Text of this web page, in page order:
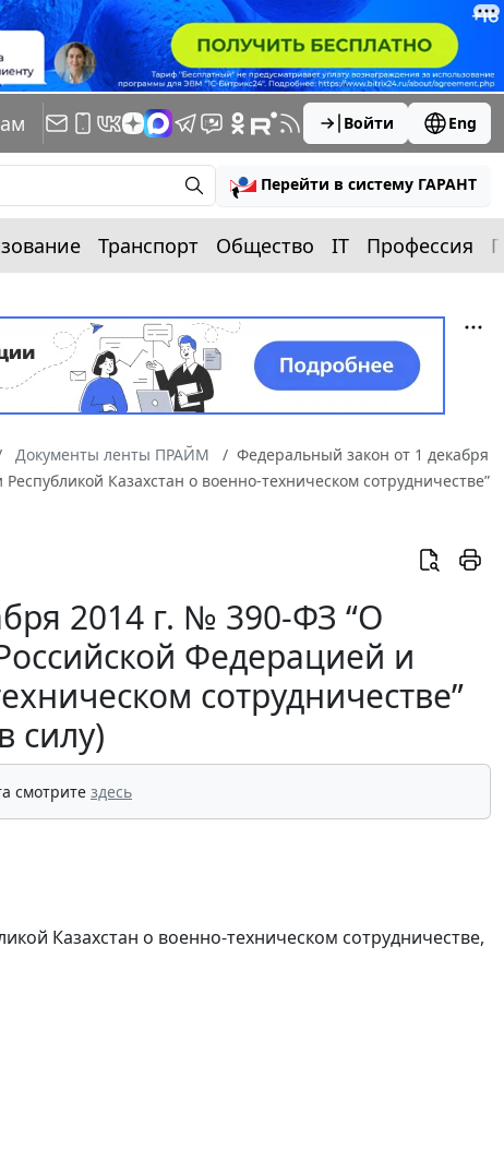
Войти Eng
Перейти в систему ГАРАНТ
Транспорт Общество IT Профессия
Документы ленты ПРАЙМ
Федеральный закон от 1 декабря
Казахстан о военно-техническом сотрудничестве”
2014 г. № 390-ФЗ “О
Федерацией и
сотрудничестве”
силу)
смотрите здесь
Казахстан о военно-техническом сотрудничестве,